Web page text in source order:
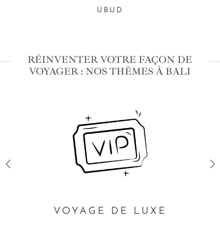
UBUD
RÉINVENTER VOTRE FAÇON DE
VOYAGER : NOS THÈMES À BALI
VOYAGE DE LUXE